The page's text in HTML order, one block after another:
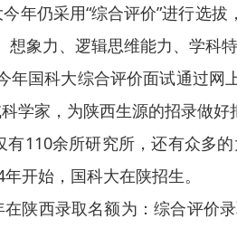
仍采用“综合评价”进行选拔
象力、逻辑思维能力、学科特
国科大综合评价面试通过网
学家，为陕西生源的招录做好
余所研究所，还有众多
开始，国科大在陕招生。
西录取名额为：综合评价